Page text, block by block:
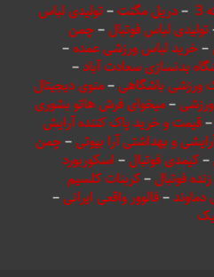
3
–دریل مگنت–تولیدی لباس
تولیدی لباس فوتبال –چمن
–خرید لباس ورزشی عمده–
بدنسازی سعادت آباد –
ورزشی باشگاهی –منوی دیجیتال
–میخوای فرش هاتو بشوری
–قیمت و خرید پاک کننده آرایش
و بهداشتی آرا بیوتی –چمن
–کیمدی فوتبال – اسکوربورد
فوتبال –کربنات کلسیم
دماوند–فالوور واقعی ایرانی –